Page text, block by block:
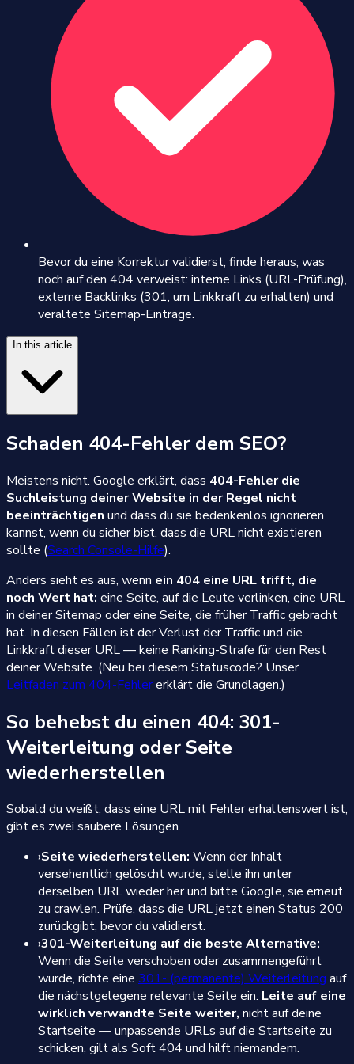
Bevor du eine Korrektur validierst, finde heraus, was
noch auf den 404 verweist: interne Links (URL-Prüfung),
externe Backlinks (301, um Linkkraft zu erhalten) und
veraltete Sitemap-Einträge.
In this article
Schaden 404-Fehler dem SEO?
Meistens nicht. Google erklärt, dass 404-Fehler die
Suchleistung deiner Website in der Regel nicht
beeinträchtigen und dass du sie bedenkenlos ignorieren
kannst, wenn du sicher bist, dass die URL nicht existieren
sollte (Search Console-Hilfe).
Anders sieht es aus, wenn ein 404 eine URL trifft, die
noch Wert hat: eine Seite, auf die Leute verlinken, eine URL
in deiner Sitemap oder eine Seite, die früher Traffic gebracht
hat. In diesen Fällen ist der Verlust der Traffic und die
Linkkraft dieser URL — keine Ranking-Strafe für den Rest
deiner Website. (Neu bei diesem Statuscode? Unser
Leitfaden zum 404-Fehlererklärt die Grundlagen.)
So behebst du einen 404: 301-
Weiterleitung oder Seite
wiederherstellen
Sobald du weißt, dass eine URL mit Fehler erhaltenswert ist,
gibt es zwei saubere Lösungen.
›Seite wiederherstellen: Wenn der Inhalt
versehentlich gelöscht wurde, stelle ihn unter
derselben URL wieder her und bitte Google, sie erneut
zu crawlen. Prüfe, dass die URL jetzt einen Status 200
zurückgibt, bevor du validierst.
›301-Weiterleitung auf die beste Alternative:
Wenn die Seite verschoben oder zusammengeführt
wurde, richte eine 301- (permanente) Weiterleitung auf
die nächstgelegene relevante Seite ein. Leite auf eine
wirklich verwandte Seite weiter, nicht auf deine
Startseite — unpassende URLs auf die Startseite zu
schicken, gilt als Soft 404 und hilft niemandem.